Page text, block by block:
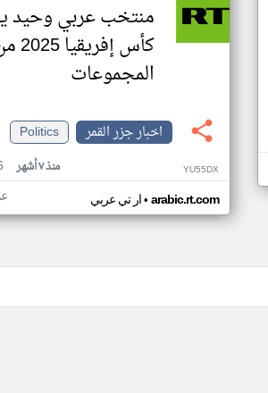
منتخب عربي وحيد
كأس
المجموعات
اخبار جزر القمر
Politics
منذ ٧ أشهر YU55DX
ار تي عربي• arabic.rt.com